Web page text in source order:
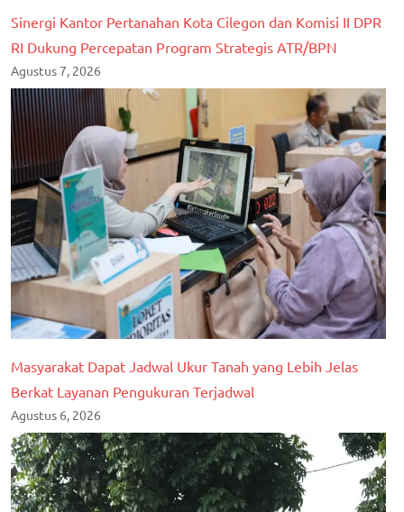
Sinergi Kantor Pertanahan Kota Cilegon dan Komisi II DPR
RI Dukung Percepatan Program Strategis ATR/BPN
Agustus 7, 2026
Masyarakat Dapat Jadwal Ukur Tanah yang Lebih Jelas
Berkat Layanan Pengukuran Terjadwal
Agustus 6, 2026